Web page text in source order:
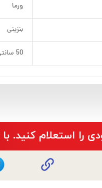
ورما
بنزینی
50 سانتی متر
را استعلام کنید.